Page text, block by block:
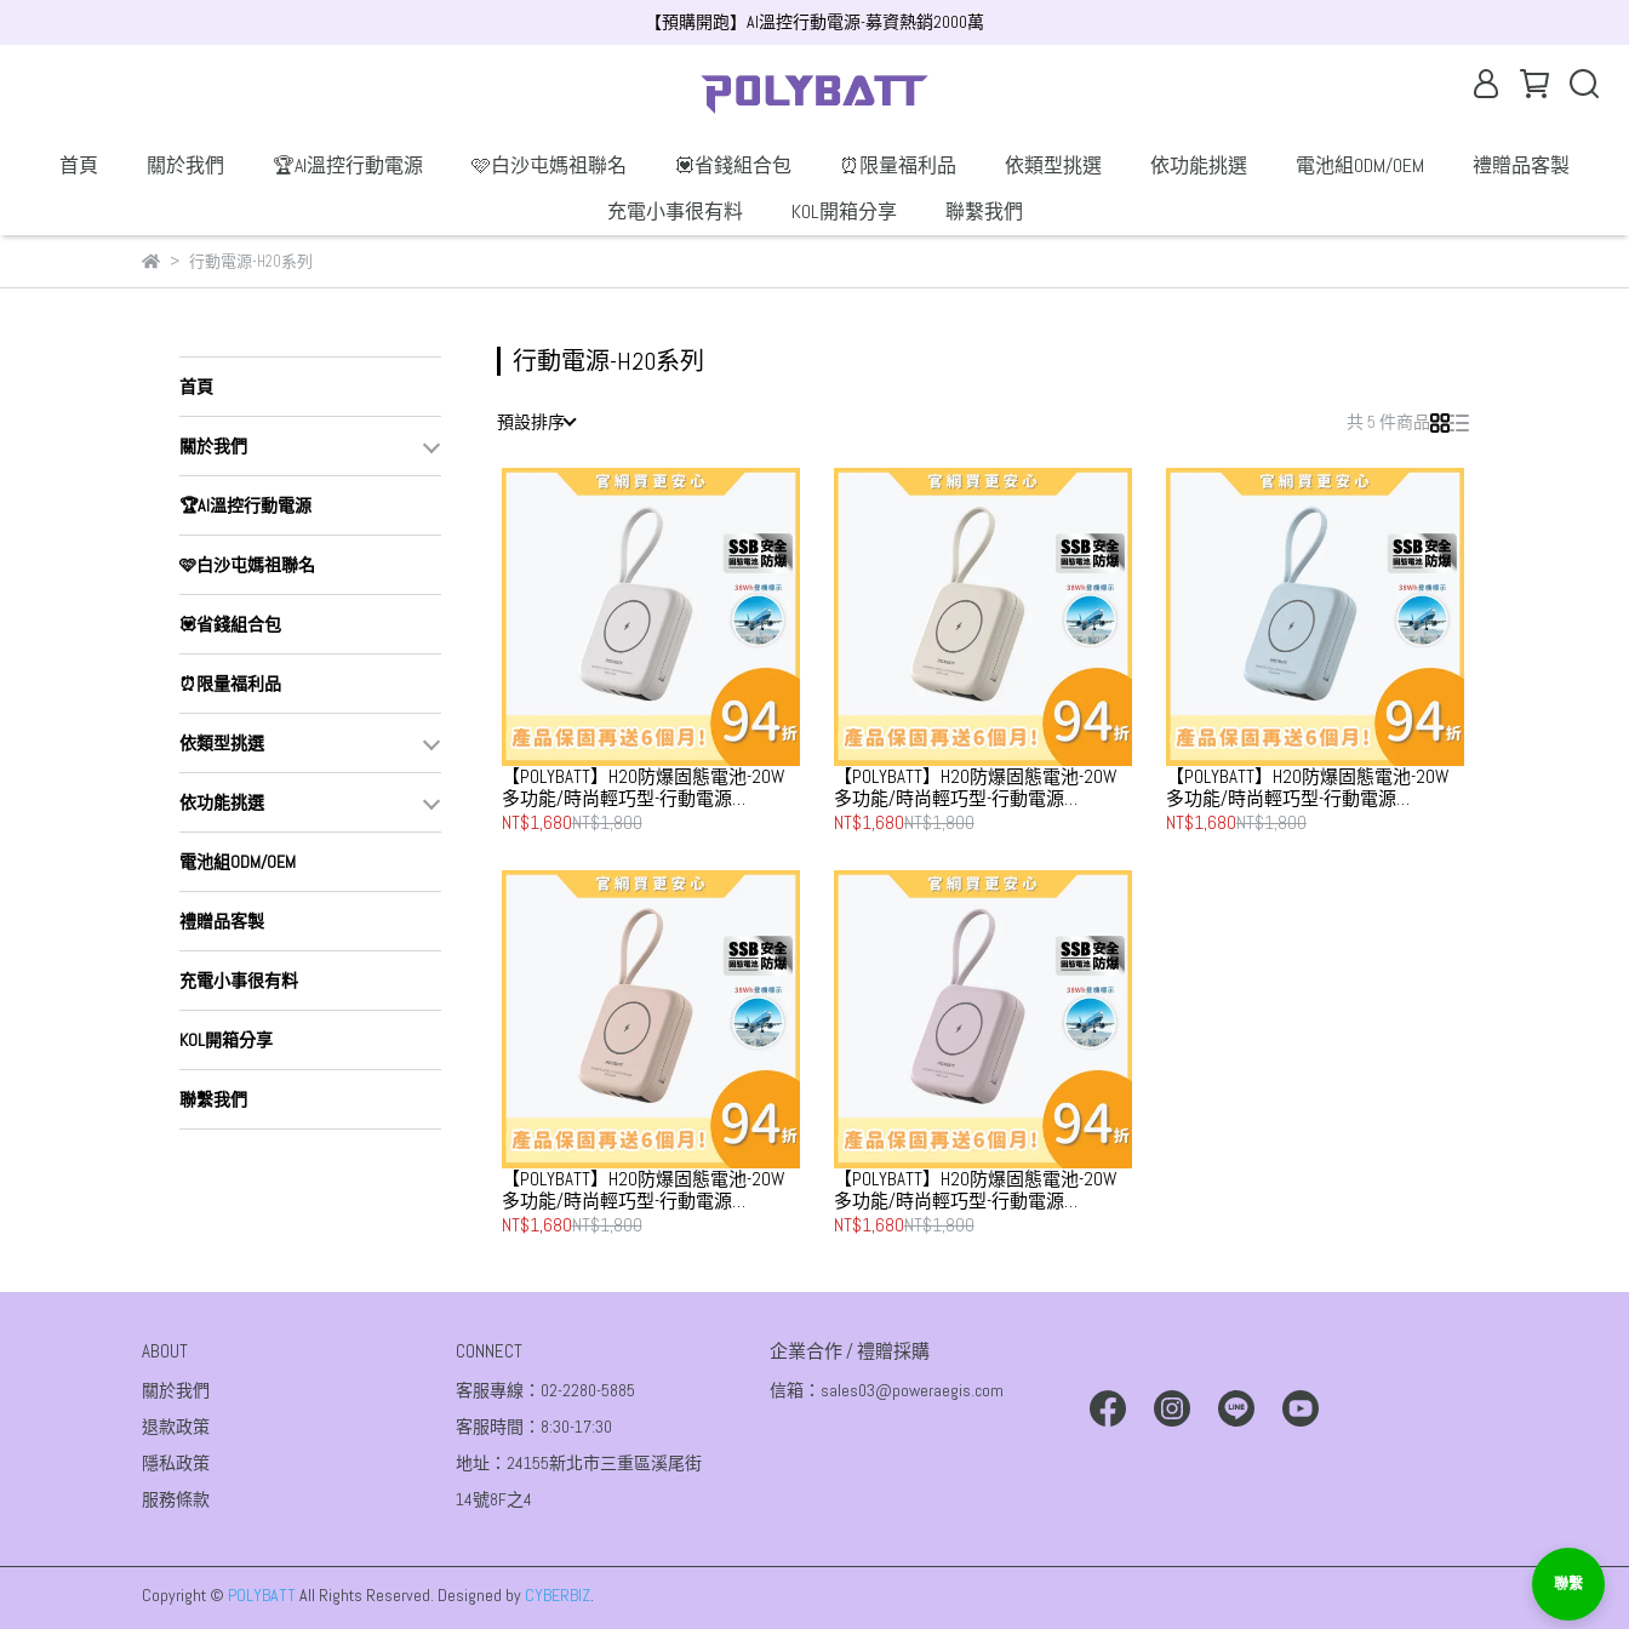
【預購開跑】AI溫控行動電源-募資熱銷2000萬
首頁 關於我們 🏆AI溫控行動電源 🩷白沙屯媽祖聯名 💟省錢組合包 ⏰限量福利品 依類型挑選 依功能挑選 電池組ODM/OEM
禮贈品客製
充電小事很有料
KOL開箱分享 聯繫我們
行動電源-H20系列
首頁
關於我們
🏆AI溫控行動電源
🩷白沙屯媽祖聯名
💟省錢組合包
⏰限量福利品
依類型挑選
依功能挑選
電池組ODM/OEM
禮贈品客製
充電小事很有料
KOL開箱分享
聯繫我們
行動電源-H20系列
預設排序 共 5 件商品
【POLYBATT】H20防爆固態電池-20W
多功能/時尚輕巧型-行動電源
10000mAh(雙PD快充/磁吸/自帶線)-霧
NT$1,680NT$1,800
【POLYBATT】H20防爆固態電池-20W
多功能/時尚輕巧型-行動電源
10000mAh(雙PD快充/磁吸/自帶線)-牧
NT$1,680NT$1,800
【POLYBATT】H20防爆固態電池-20W
多功能/時尚輕巧型-行動電源
10000mAh(雙PD快充/磁吸/自帶線)-湖
NT$1,680NT$1,800
【POLYBATT】H20防爆固態電池-20W
多功能/時尚輕巧型-行動電源
10000mAh(雙PD快充/磁吸/自帶線)-晨
NT$1,680NT$1,800
【POLYBATT】H20防爆固態電池-20W
多功能/時尚輕巧型-行動電源
10000mAh(雙PD快充/磁吸/自帶線)-薄
NT$1,680NT$1,800
ABOUT
關於我們
退款政策
隱私政策
服務條款
CONNECT
客服專線：02-2280-5885
客服時間：8:30-17:30
地址：24155新北市三重區溪尾街
14號8F之4
企業合作 / 禮贈採購
信箱：sales03@poweraegis.com
Copyright © POLYBATTAll Rights Reserved. Designed by CYBERBIZ.